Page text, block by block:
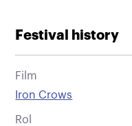
Festival history
Film
Iron Crows
Rol